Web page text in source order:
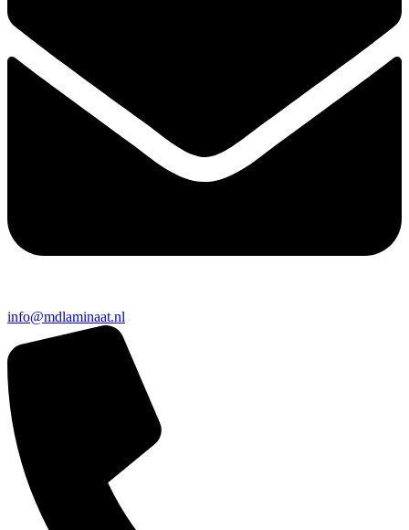
info@mdlaminaat.nl